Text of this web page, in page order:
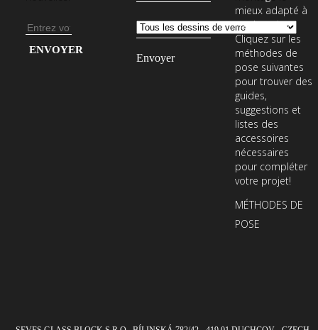
Adresse
e-
Entrez
mieux adapté à
vos besoins.
Cliquez sur les
méthodes de
pose suivantes
pour trouver des
guides,
suggestions et
listes des
accessoires
nécessaires
pour compléter
votre projet!
MÉTHODES DE
POSE